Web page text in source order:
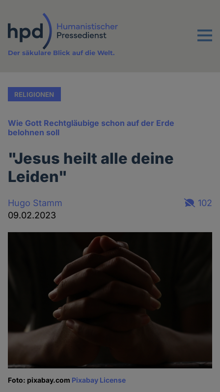
Inhalt
Menu
Der säkulare Blick auf die Welt.
RELIGIONEN
Wie Gott Rechtgläubige schon auf der Erde
belohnen soll
"Jesus heilt alle deine
Leiden"
Hugo Stamm
09.02.2023
102
Foto: pixabay.com Pixabay License